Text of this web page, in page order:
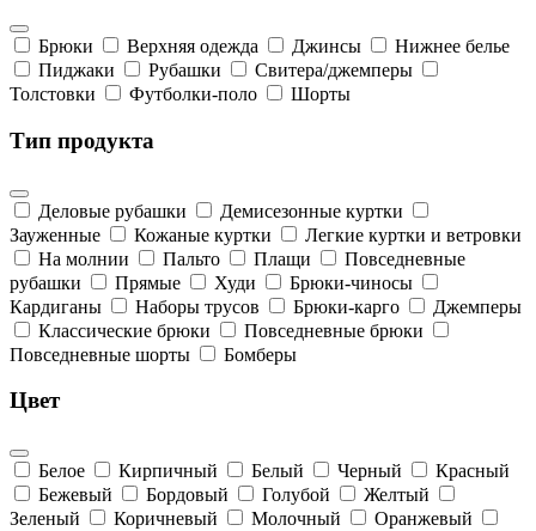
Брюки Верхняя одежда Джинсы
Нижнее белье
Пиджаки
Рубашки
Свитера/джемперы
Толстовки
Футболки-поло Шорты
Тип продукта
Деловые рубашки
Демисезонные куртки
Зауженные
Кожаные куртки
Легкие куртки и ветровки
На молнии
Пальто Плащи
Повседневные
рубашки
Прямые Худи
Брюки-чиносы
Кардиганы
Наборы трусов Брюки-карго
Джемперы
Классические брюки
Повседневные брюки
Повседневные шорты
Бомберы
Цвет
Белое Кирпичный Белый Черный
Красный
Бежевый
Бордовый Голубой
Желтый
Зеленый
Коричневый Молочный
Оранжевый